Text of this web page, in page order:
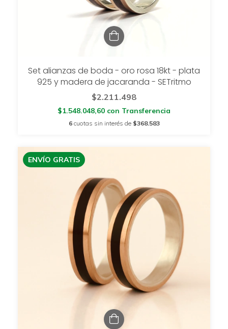
Set alianzas de boda - oro rosa 18kt - plata
925 y madera de jacaranda - SETritmo
$2.211.498
$1.548.048,60 con Transferencia
6 cuotas sin interés de $368.583
ENVÍO GRATIS